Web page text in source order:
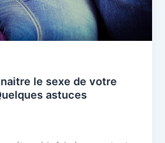
le sexe de votre
astuces